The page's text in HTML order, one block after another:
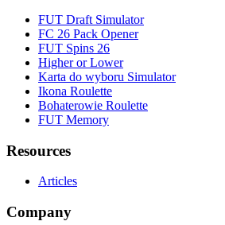
FUT Draft Simulator
FC 26 Pack Opener
FUT Spins 26
Higher or Lower
Karta do wyboru Simulator
Ikona Roulette
Bohaterowie Roulette
FUT Memory
Resources
Articles
Company